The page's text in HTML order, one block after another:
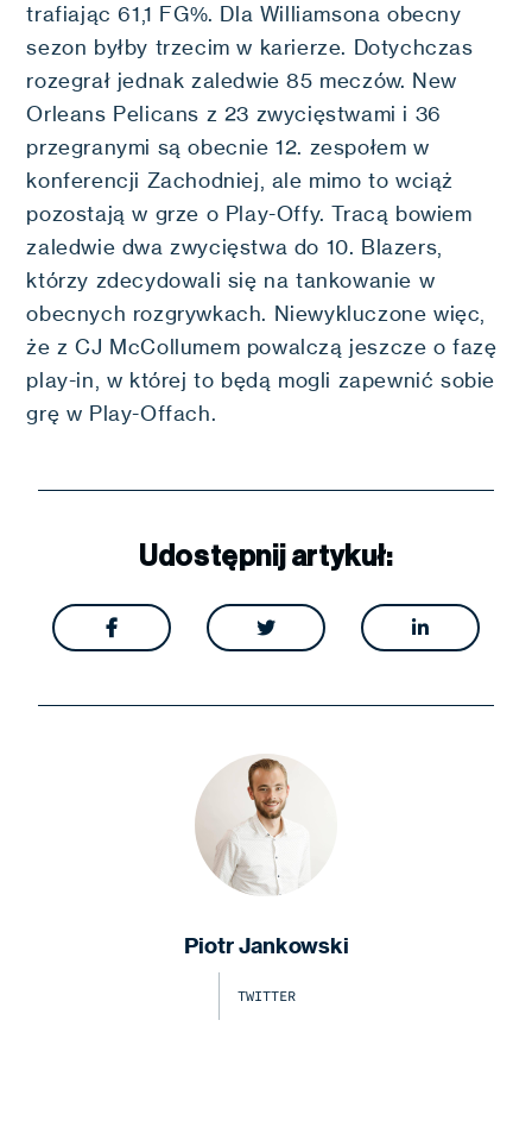
trafiając 61,1 FG%. Dla Williamsona obecny
sezon byłby trzecim w karierze. Dotychczas
rozegrał jednak zaledwie 85 meczów. New
Orleans Pelicans z 23 zwycięstwami i 36
przegranymi są obecnie 12. zespołem w
konferencji Zachodniej, ale mimo to wciąż
pozostają w grze o Play-Offy. Tracą bowiem
zaledwie dwa zwycięstwa do 10. Blazers,
którzy zdecydowali się na tankowanie w
obecnych rozgrywkach. Niewykluczone więc,
że z CJ McCollumem powalczą jeszcze o fazę
play-in, w której to będą mogli zapewnić sobie
grę w Play-Offach.
Udostępnij artykuł:
  
Piotr Jankowski
TWITTER